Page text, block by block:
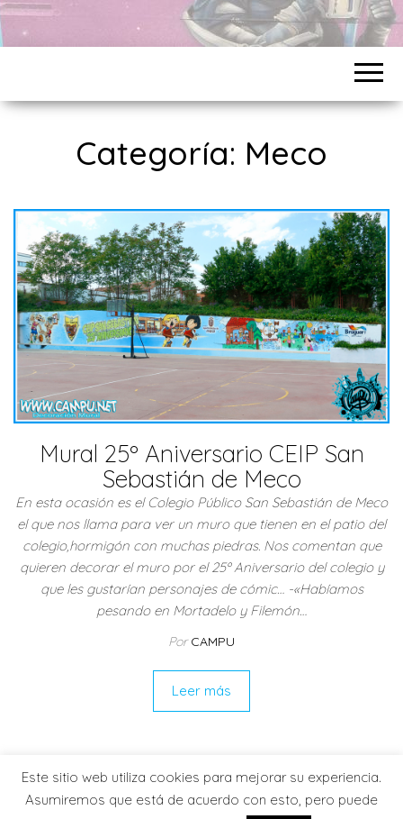
Categoría: Meco
Mural 25º Aniversario CEIP San
Sebastián de Meco
En esta ocasión es el Colegio Público San Sebastián de Meco
el que nos llama para ver un muro que tienen en el patio del
colegio,hormigón con muchas piedras. Nos comentan que
quieren decorar el muro por el 25º Aniversario del colegio y
que les gustarían personajes de cómic… -«Habíamos
pesando en Mortadelo y Filemón…
Por CAMPU
Leer más
Este sitio web utiliza cookies para mejorar su experiencia.
Asumiremos que está de acuerdo con esto, pero puede